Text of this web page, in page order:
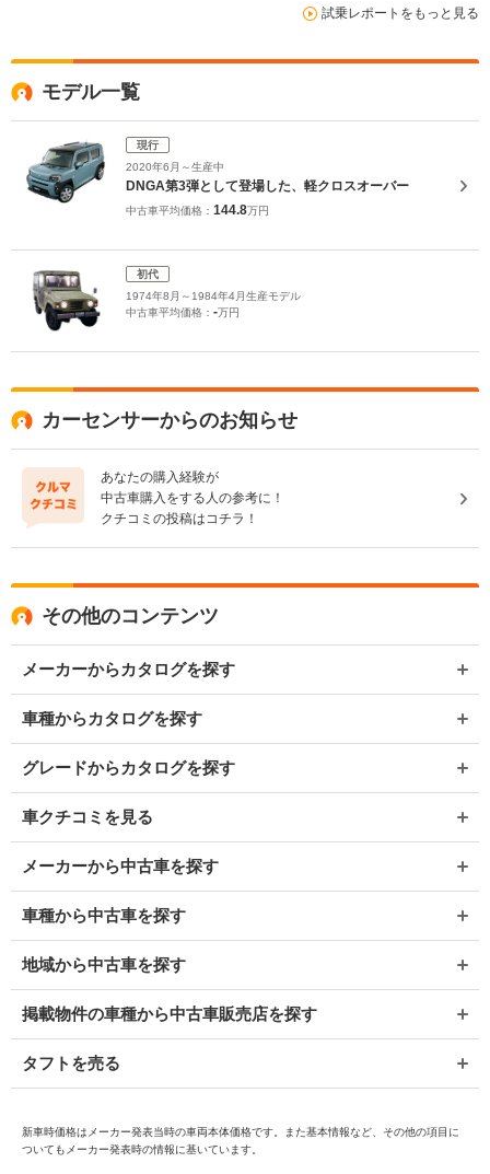
試乗レポートをもっと見る
モデル一覧
現行
2020年6月～生産中
DNGA第3弾として登場した、軽クロスオーバー
中古車平均価格： 144.8万円
初代
1974年8月～1984年4月生産モデル
中古車平均価格： -万円
カーセンサーからのお知らせ
あなたの購入経験が
中古車購入をする人の参考に！
クチコミの投稿はコチラ！
その他のコンテンツ
メーカーからカタログを探す
車種からカタログを探す
グレードからカタログを探す
車クチコミを見る
メーカーから中古車を探す
車種から中古車を探す
地域から中古車を探す
掲載物件の車種から中古車販売店を探す
タフトを売る
新車時価格はメーカー発表当時の車両本体価格です。また基本情報など、その他の項目に
ついてもメーカー発表時の情報に基いています。